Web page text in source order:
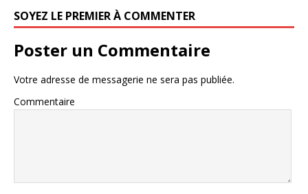
SOYEZ LE PREMIER À COMMENTER
Poster un Commentaire
Votre adresse de messagerie ne sera pas publiée.
Commentaire